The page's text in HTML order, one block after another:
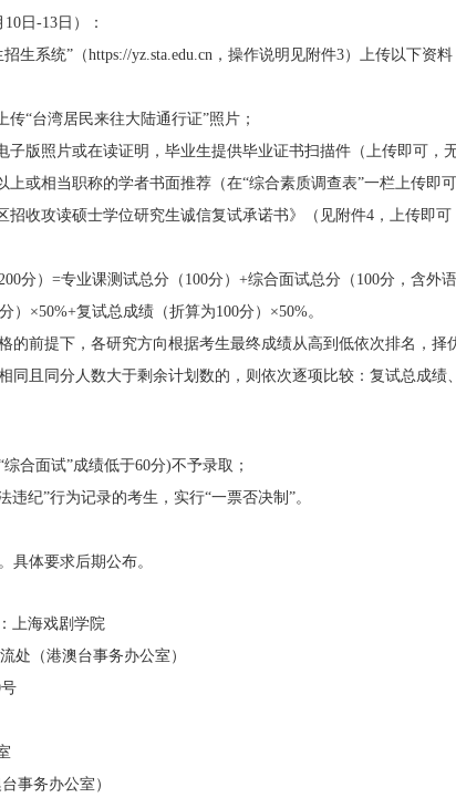
10 日 -13 日）：
生系统”（https://yz.sta.edu.cn ，操作说明见附件3）上传以下资料
“台湾居民来往大陆通行证”照片；
子版照片或在读证明，毕业生提供毕业证书扫描件（上传即可，
上或相当职称的学者书面推荐（在“综合素质调查表”一栏上传即
招收攻读硕士学位研究生诚信复试承诺书》（见附件4 ，上传即
分） =专业课测试总分（ 100分） +综合面试总分（ 100分，含外
分）×50%+复试总成绩（折算为100分）×50%。
的前提下，各研究方向根据考生最终成绩从高到低依次排名，择
同且同分人数大于剩余计划数的，则依次逐项比较：复试总成
综合面试”成绩低于60分)不予录取；
违纪”行为记录的考生，实行“一票否决制”。
。具体要求后期公布。
上海戏剧学院
处（港澳台事务办公室）
号
事务办公室）